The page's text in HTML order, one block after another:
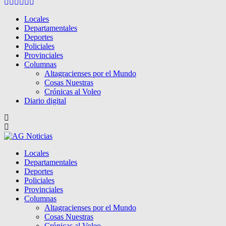
Locales
Departamentales
Deportes
Policiales
Provinciales
Columnas
Altagracienses por el Mundo
Cosas Nuestras
Crónicas al Voleo
Diario digital
Locales
Departamentales
Deportes
Policiales
Provinciales
Columnas
Altagracienses por el Mundo
Cosas Nuestras